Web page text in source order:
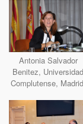
Antonia Salvador
Benitez, Universidad
Complutense,